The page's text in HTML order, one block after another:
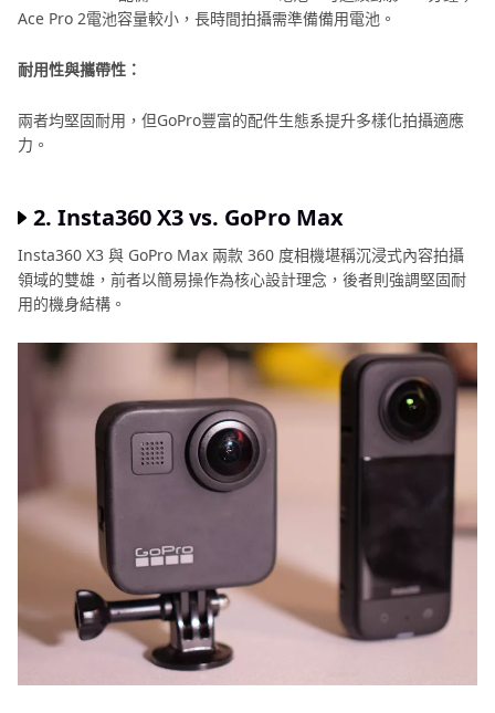
Ace Pro 2電池容量較小，長時間拍攝需準備備用電池。
耐用性與攜帶性：
兩者均堅固耐用，但GoPro豐富的配件生態系提升多樣化拍攝適應
力。
2. Insta360 X3 vs. GoPro Max
Insta360 X3 與 GoPro Max 兩款 360 度相機堪稱沉浸式內容拍攝
領域的雙雄，前者以簡易操作為核心設計理念，後者則強調堅固耐
用的機身結構。